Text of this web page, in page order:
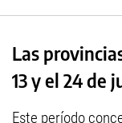
Las
13 y el 24 de
Este período